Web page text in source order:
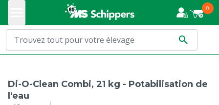
0
Di-O-Clean Combi, 21 kg - Potabilisation de
l'eau